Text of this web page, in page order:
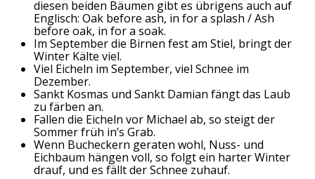
diesen beiden Bäumen gibt es übrigens auch auf
Englisch: Oak before ash, in for a splash / Ash
before oak, in for a soak.
Im September die Birnen fest am Stiel, bringt der
Winter Kälte viel.
Viel Eicheln im September, viel Schnee im
Dezember.
Sankt Kosmas und Sankt Damian fängt das Laub
zu färben an.
Fallen die Eicheln vor Michael ab, so steigt der
Sommer früh in’s Grab.
Wenn Bucheckern geraten wohl, Nuss- und
Eichbaum hängen voll, so folgt ein harter Winter
drauf, und es fällt der Schnee zuhauf.